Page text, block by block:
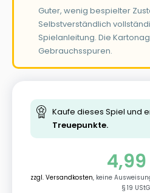
Guter, wenig bespielter
Selbstverständlich
Spielanleitung. Die
Gebrauchsspuren.
Kaufe dieses Spiel und
Treuepunkte.
4,99
zzgl. Versandkosten, keine
§ 19 UStG